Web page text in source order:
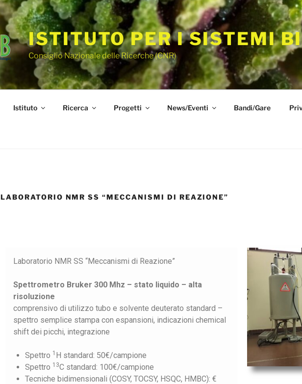
ISTITUTO PER I SISTEMI
Consiglio Nazionale delle Ricerche (CNR)
Istituto Ricerca Progetti News/Eventi Bandi/Gare
LABORATORIO NMR SS “MECCANISMI DI REAZIONE”
Laboratorio NMR SS “Meccanismi di Reazione”
Spettrometro Bruker 300 Mhz – stato liquido – alta
risoluzione
comprensivo di utilizzo tubo e solvente deuterato standard –
spettro semplice stampa con espansioni, indicazioni chemical
shift dei picchi, integrazione
Spettro 1 H standard: 50€/campione
Spettro 13C standard: 100€/campione
Tecniche bidimensionali (COSY, TOCSY, HSQC, HMBC): €